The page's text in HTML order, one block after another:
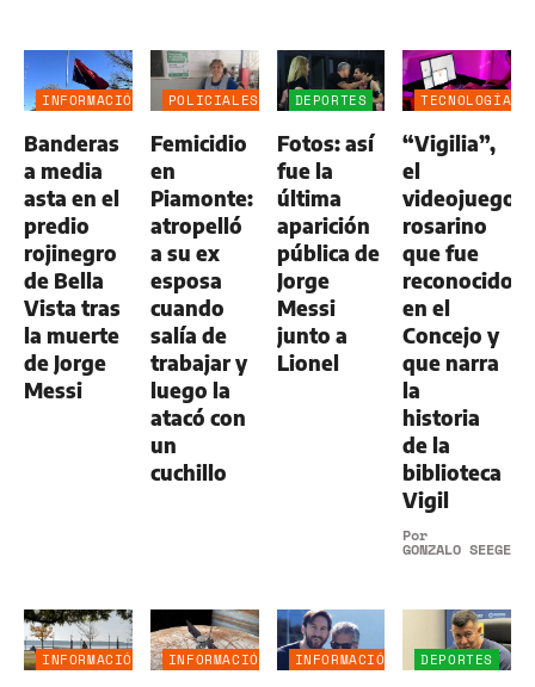
INFORMACIÓN
Banderas
a media
asta en el
predio
rojinegro
de Bella
Vista tras
la muerte
de Jorge
Messi
POLICIALES
Femicidio
en
Piamonte:
atropelló
a su ex
esposa
cuando
salía de
trabajar y
luego la
atacó con
un
cuchillo
DEPORTES
Fotos: así
fue la
última
aparición
pública de
Jorge
Messi
junto a
Lionel
TECNOLOGÍA
“Vigilia”,
el
videojuego
rosarino
que fue
reconocido
en el
Concejo y
que narra
la
historia
de la
biblioteca
Vigil
Por
GONZALO SEEGER
INFORMACIÓN
INFORMACIÓN
INFORMACIÓN
DEPORTES